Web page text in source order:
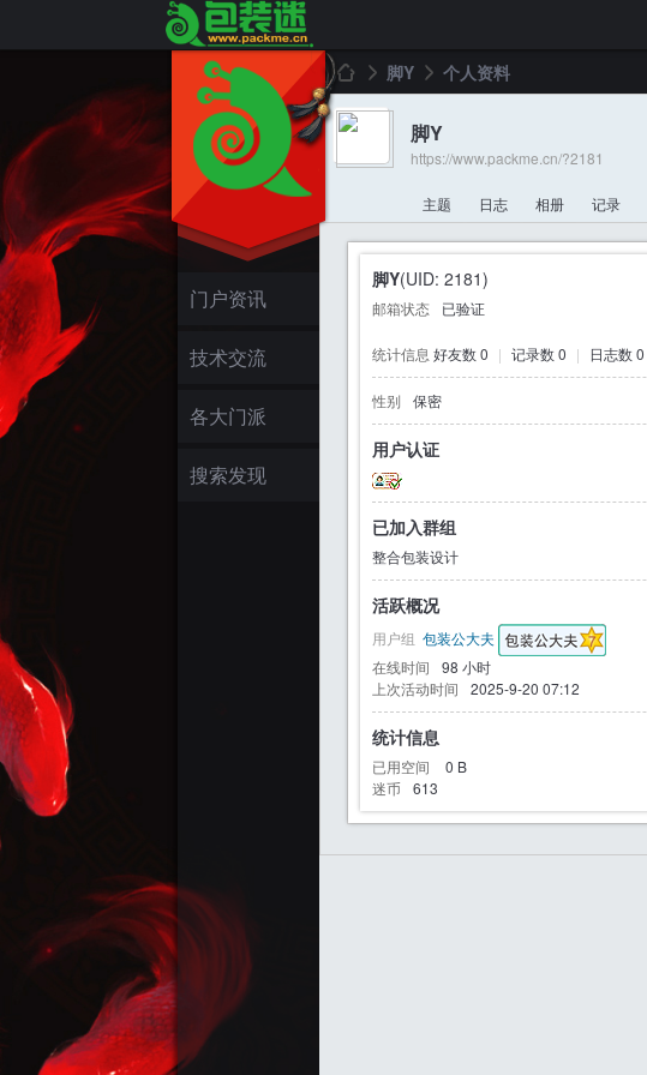
门户资讯
技术交流
各大门派
搜索发现
包 ›
脚Y
›
个人资料
脚Y
https://www.packme.cn/?2181
主题 日志 相册 记录
脚Y(UID: 2181)
邮箱状态 已验证
统计信息 好友数 0 | 记录数 0 | 日志数 0
性别 保密
用户认证
已加入群组
整合包装设计
活跃概况
用户组 包装公大夫
在线时间
98 小时
上次活动时间
2025-9-20 07:12
统计信息
已用空间 0 B
迷币
613